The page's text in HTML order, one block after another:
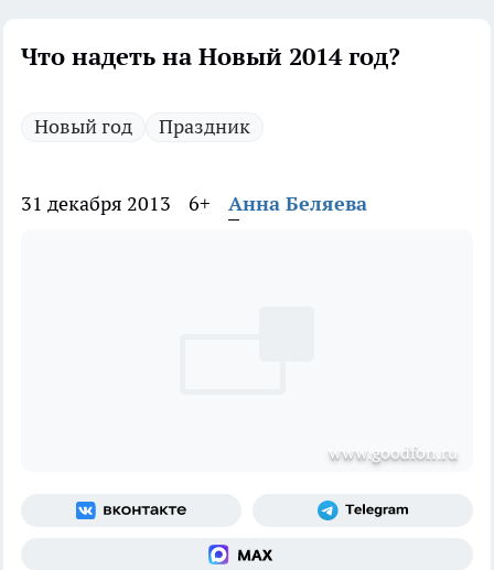
Что надеть на Новый 2014 год?
Новый год Праздник
31 декабря 2013 6+ Анна Беляева
www.goodfon.ru